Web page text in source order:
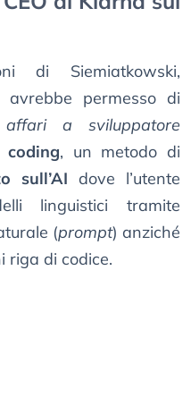
di Siemiatkowski,
avrebbe permesso di
a sviluppatore
coding, un metodo di
sull’AI dove l’utente
linguistici tramite
(prompt) anziché
riga di codice.